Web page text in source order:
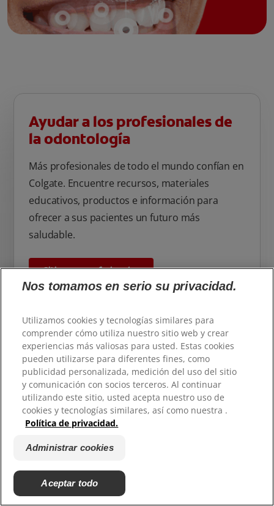
Ayudar a los profesionales de
la odontología
Más profesionales de todo el mundo confían en
Colgate. Encuentre recursos, materiales
educativos, productos e información para
ofrecer a sus pacientes un futuro más
saludable.
Sitio para profesionales
sanas para todos
Nos tomamos en serio su privacidad.
Utilizamos cookies y tecnologías similares para
comprender cómo utiliza nuestro sitio web y crear
experiencias más valiosas para usted. Estas cookies
pueden utilizarse para diferentes fines, como
publicidad personalizada, medición del uso del sitio
y comunicación con socios terceros. Al continuar
utilizando este sitio, usted acepta nuestro uso de
cookies y tecnologías similares, así como nuestra .
Política de privacidad.
Administrar cookies
Aceptar todo